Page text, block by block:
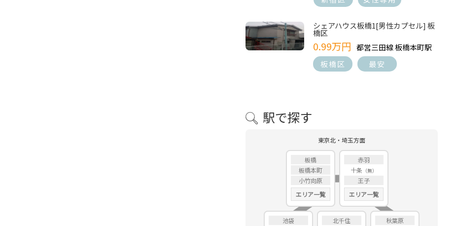
シェアハウス板橋1[男性カプセル] 板
橋区
0.99万円 都営三田線 板橋本町駅
板橋区
最安
駅で探す
東京北・埼玉方面
板橋
板橋本町
小竹向原
エリア一覧
赤羽
十条
王子
エリア一覧
池袋
北千住
秋葉原